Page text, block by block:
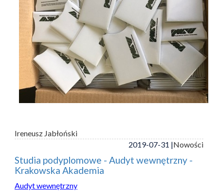
Ireneusz Jabłoński
2019-07-31 |Nowości
Studia podyplomowe - Audyt wewnętrzny -
Krakowska Akademia
Audyt wewnętrzny